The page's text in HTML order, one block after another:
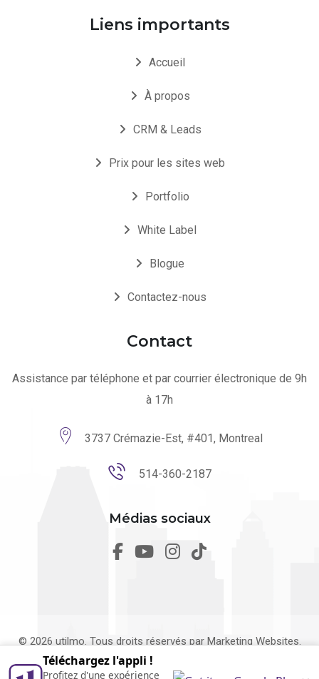
Liens importants
Accueil
À propos
CRM & Leads
Prix pour les sites web
Portfolio
White Label
Blogue
Contactez-nous
Contact
Assistance par téléphone et par courrier électronique de 9h
à 17h
3737 Crémazie-Est, #401, Montreal
514-360-2187
Médias sociaux
© 2026 utilmo. Tous droits réservés par Marketing Websites.
Conçu au Québec
Téléchargez l'appli !
Profitez d'une expérience